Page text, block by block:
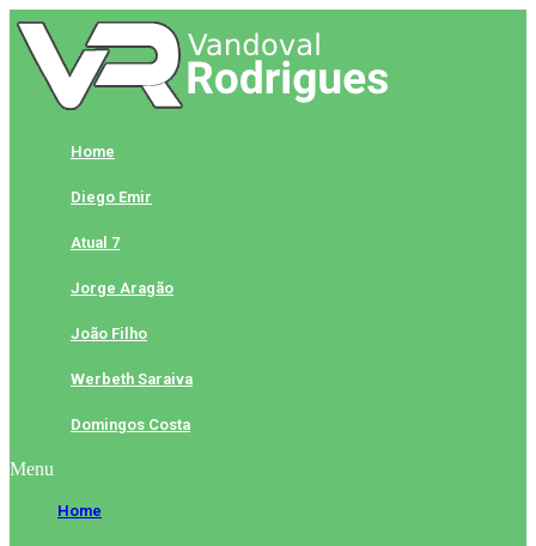
Skip
to
content
Home
Diego Emir
Atual 7
Jorge Aragão
João Filho
Werbeth Saraiva
Domingos Costa
Menu
Home